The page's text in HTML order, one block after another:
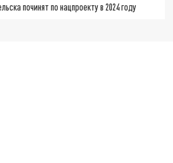
починят по нацпроекту в 2024 году